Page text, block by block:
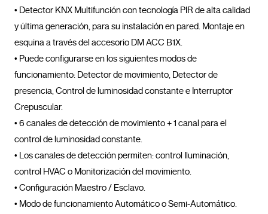
• Detector KNX Multifunción con tecnología PIR de alta calidad
y última generación, para su instalación en pared. Montaje en
esquina a través del accesorio DM ACC B1X.
• Puede configurarse en los siguientes modos de
funcionamiento: Detector de movimiento, Detector de
presencia, Control de luminosidad constante e Interruptor
Crepuscular.
• 6 canales de detección de movimiento + 1 canal para el
control de luminosidad constante.
• Los canales de detección permiten: control Iluminación,
control HVAC o Monitorización del movimiento.
• Configuración Maestro / Esclavo.
• Modo de funcionamiento Automático o Semi-Automático.